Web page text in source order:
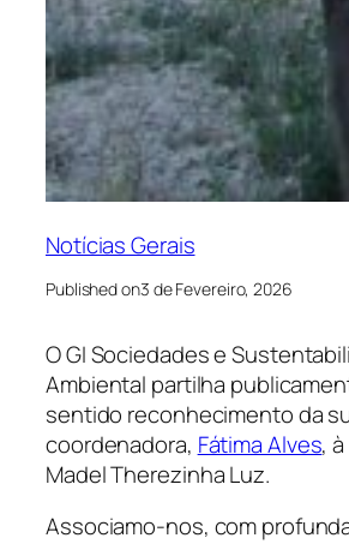
Notícias Gerais
Published on3 de Fevereiro, 2026
O GI Sociedades e
Ambiental partilha
sentido reconhecimento da
coordenadora, Fátima Alves,
Madel Therezinha Luz.
Associamo-nos, com